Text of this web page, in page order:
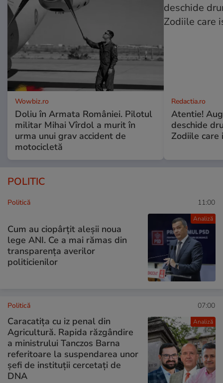
Wowbiz.ro
Doliu în Armata României. Pilotul
militar Mihai Vîrdol a murit în
urma unui grav accident de
motocicletă
Redactia.ro
Atentie!
deschide
Zodiile care
POLITIC
Analiză
Politică 11:00
Cum au ciopârțit aleșii noua
lege ANI. Ce a mai rămas din
transparența averilor
politicienilor
Analiză
Politică 07:00
Caracatița cu iz penal din
Agricultură. Rapida răzgândire
a ministrului Tanczos Barna
referitoare la suspendarea unor
șefi de instituții cercetați de
DNA